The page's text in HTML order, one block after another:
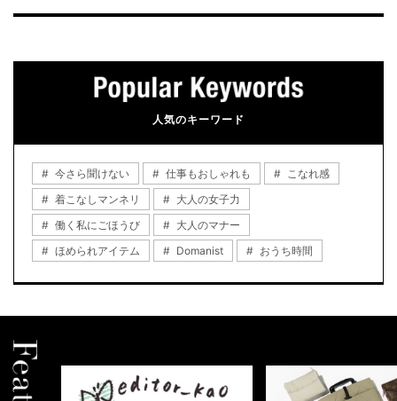
人気のキーワード
今さら聞けない 仕事もおしゃれも
こなれ感
着こなしマンネリ
大人の女子力
働く私にごほうび
大人のマナー
ほめられアイテム
Domanist おうち時間